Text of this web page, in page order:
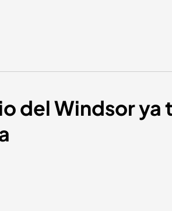
del Windsor ya